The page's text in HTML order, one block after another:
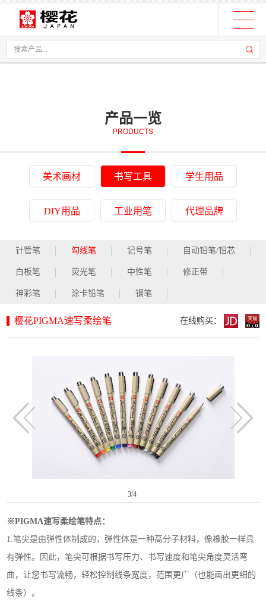
产品一览
PRODUCTS
美术画材 书写工具 学生用品
DIY用品 工业用笔 代理品牌
针管笔 勾线笔 记号笔 自动铅笔/铅芯
白板笔 荧光笔 中性笔 修正带
神彩笔 涂卡铅笔 钢笔
樱花PIGMA速写柔绘笔 在线购买：
3/4
※PIGMA速写柔绘笔特点：
1.笔尖是由弹性体制成的，弹性体是一种高分子材料，像橡胶一样具
有弹性。因此，笔尖可根据书写压力、书写速度和笔尖角度灵活弯
曲，让您书写流畅，轻松控制线条宽度，范围更广（也能画出更细的
线条）。